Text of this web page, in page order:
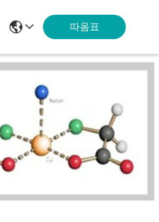
따옴표